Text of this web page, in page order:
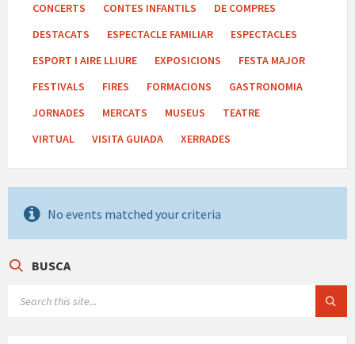
CONCERTS
CONTES INFANTILS
DE COMPRES
DESTACATS
ESPECTACLE FAMILIAR
ESPECTACLES
ESPORT I AIRE LLIURE
EXPOSICIONS
FESTA MAJOR
FESTIVALS
FIRES FORMACIONS
GASTRONOMIA
JORNADES
MERCATS MUSEUS
TEATRE
VIRTUAL
VISITA GUIADA XERRADES
No events matched your criteria
BUSCA